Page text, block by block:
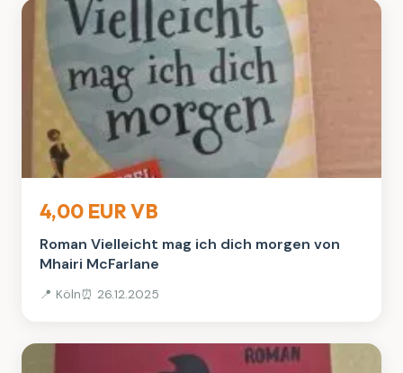
4,00 EUR VB
Roman Vielleicht mag ich dich morgen von
Mhairi McFarlane
📍 Köln⏰ 26.12.2025